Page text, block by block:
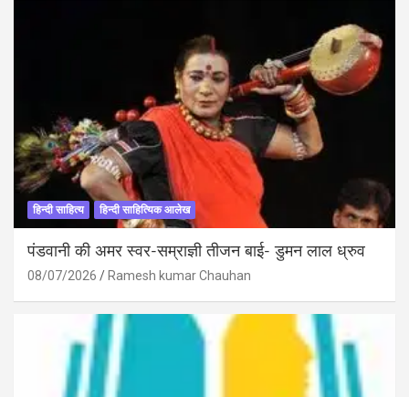
हिन्दी साहित्य हिन्दी साहित्यिक आलेख
पंडवानी की अमर स्वर-सम्राज्ञी तीजन बाई- डुमन लाल ध्रुव
08/07/2026 Ramesh kumar Chauhan